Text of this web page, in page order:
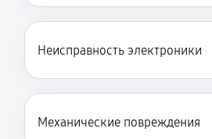
Неисправность электроники
Механические повреждения